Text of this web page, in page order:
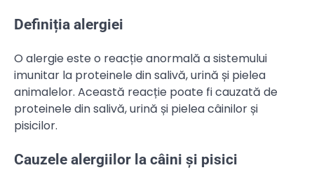
Definiția alergiei
O alergie este o reacție anormală a sistemului
imunitar la proteinele din salivă, urină și pielea
animalelor. Această reacție poate fi cauzată de
proteinele din salivă, urină și pielea câinilor și
pisicilor.
Cauzele alergiilor la câini și pisici